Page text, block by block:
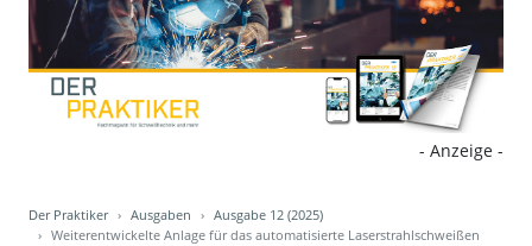
- Anzeige -
Der Praktiker Ausgaben
Ausgabe 12 (2025)
Weiterentwickelte Anlage für das automatisierte Laserstrahlschweißen